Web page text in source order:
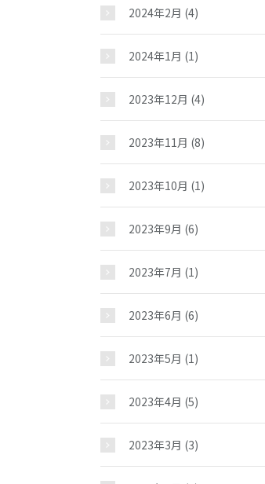
2024年2月 (4)
2024年1月 (1)
2023年12月 (4)
2023年11月 (8)
2023年10月 (1)
2023年9月 (6)
2023年7月 (1)
2023年6月 (6)
2023年5月 (1)
2023年4月 (5)
2023年3月 (3)